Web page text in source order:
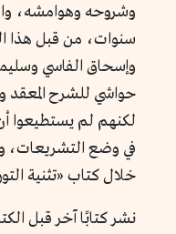
وشروحه وهوامشه،
سنوات، من قبل هذا
وإسحاق الفاسي
حواشي للشرح المعقد
لكنهم لم يستطيعوا
في وضع التشريعات،
خلال كتاب «تثنية
نشر كتابًا آخر قبل